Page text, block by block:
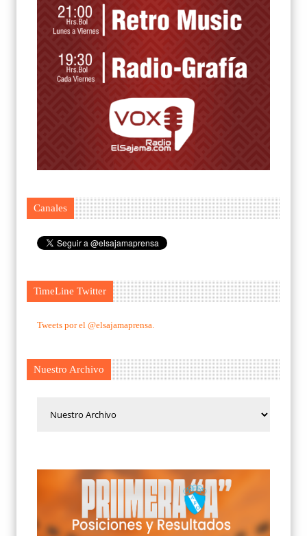
Canales
TimeLine Twitter
Tweets por el @elsajamaprensa.
Nuestro Archivo